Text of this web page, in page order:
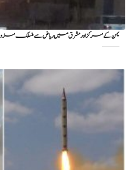
یمن کے مرکز اور مشرق میں ریاض سے منسلک